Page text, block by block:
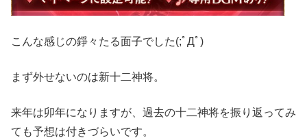
こんな感じの錚々たる面子でした(;ﾟДﾟ)
まず外せないのは新十二神将。
来年は卯年になりますが、過去の十二神将を振り返ってみ
ても予想は付きづらいです。